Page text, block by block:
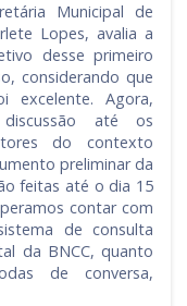
Municipal de
Lopes, avalia a
desse primeiro
considerando que
excelente. Agora,
até os
do contexto
preliminar da
feitas até o dia 15
contar com
de consulta
da BNCC, quanto
de conversa,